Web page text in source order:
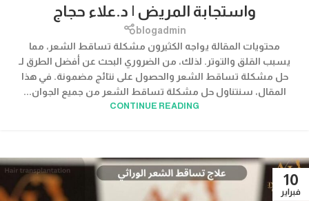
واستجابة المريض | د.علاء حجاج
blogadmin
محتويات المقالة يواجه الكثيرون مشكلة تساقط الشعر، مما
يسبب القلق والتوتر. لذلك، من الضروري البحث عن أفضل الطرق لـ
حل مشكلة تساقط الشعر والحصول على نتائج مضمونة. في هذا
المقال، سنتناول حل مشكلة تساقط الشعر من جميع الجوان...
CONTINUE READING
10
فبراير